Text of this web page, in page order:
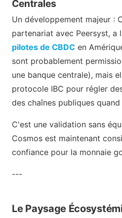
Centrales
Un développement majeur :
partenariat avec Peersyst, a
pilotes de CBDC en
sont probablement
une banque centrale), mais
protocole IBC pour régler
des chaînes publiques
C'est une validation sans
Cosmos est maintenant
confiance pour la monnaie
---
Le Paysage